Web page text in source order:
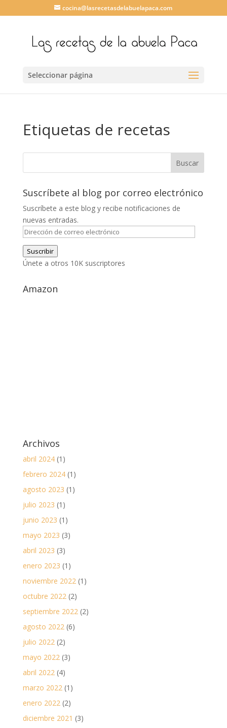
cocina@lasrecetasdelabuelapaca.com
Seleccionar página
Etiquetas de recetas
Suscríbete al blog por correo electrónico
Suscríbete a este blog y recibe notificaciones de
nuevas entradas.
Dirección
de
correo
electrónico
Suscribir
Únete a otros 10K suscriptores
Amazon
Archivos
abril 2024(1)
febrero 2024(1)
agosto 2023 (1)
julio 2023 (1)
junio 2023 (1)
mayo 2023 (3)
abril 2023 (3)
enero 2023 (1)
noviembre 2022(1)
octubre 2022(2)
septiembre 2022(2)
agosto 2022(6)
julio 2022(2)
mayo 2022(3)
abril 2022(4)
marzo 2022(1)
enero 2022(2)
diciembre 2021 (3)